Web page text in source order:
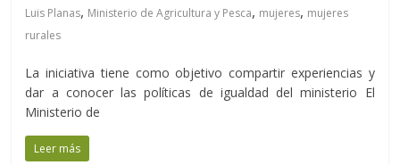
Luis Planas, Ministerio de Agricultura y Pesca, mujeres, mujeres
rurales
La iniciativa tiene como objetivo compartir experiencias y
dar a conocer las políticas de igualdad del ministerio El
Ministerio de
Leer más